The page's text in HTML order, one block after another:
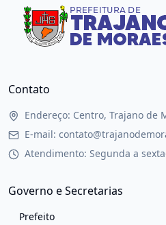
Contato
Endereço: Centro, Trajano de
E-mail:
Atendimento: Segunda a
Governo e Secretarias
Prefeito